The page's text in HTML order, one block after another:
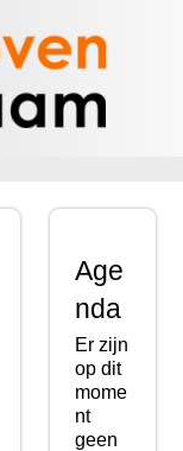
Age
nda
Er zijn
op dit
mome
nt
geen